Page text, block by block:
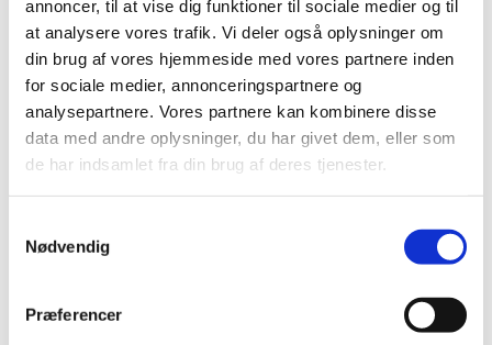
annoncer, til at vise dig funktioner til sociale medier og til
at analysere vores trafik. Vi deler også oplysninger om
din brug af vores hjemmeside med vores partnere inden
for sociale medier, annonceringspartnere og
analysepartnere. Vores partnere kan kombinere disse
data med andre oplysninger, du har givet dem, eller som
de har indsamlet fra din brug af deres tjenester.
Nødvendig
Præferencer
|1. februar 2018|
Bevillingen til at drive Enghave Apotek er ledig pr. 1.
oktober 2018. Enghave Apotek er beliggende i
Ledig bevilling til Ribe Apotek
|1. februar 2018|
Bevillingen til at drive Ribe Apotek er ledig pr. 1. oktober
|1. februar 2018
Bevillingen til at drive Galten Apotek er ledig pr. 1. juli